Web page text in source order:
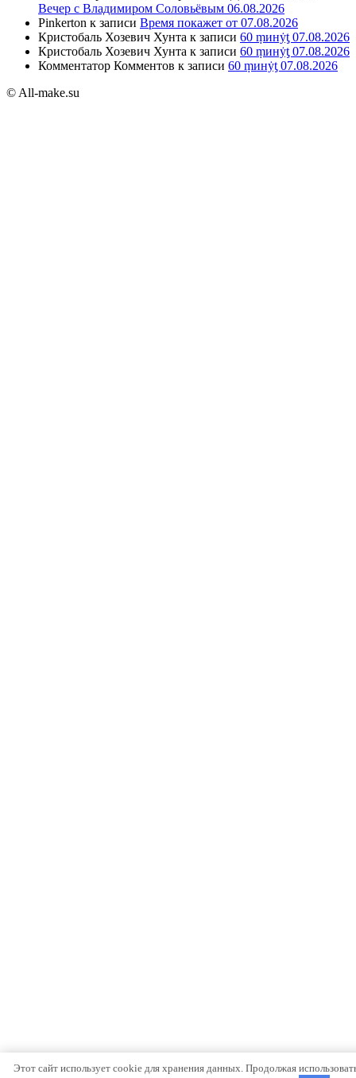
Вечер с Владимиром Соловьёвым 06.08.2026
Pinkerton к записи Время покажет от 07.08.2026
Кристобаль Хозевич Хунта к записи 60 ṃинẏƫ 07.08.2026
Кристобаль Хозевич Хунта к записи 60 ṃинẏƫ 07.08.2026
Комментатор Комментов к записи 60 ṃинẏƫ 07.08.2026
© All-make.su
Этот сайт использует cookie для хранения данных. Продолжая